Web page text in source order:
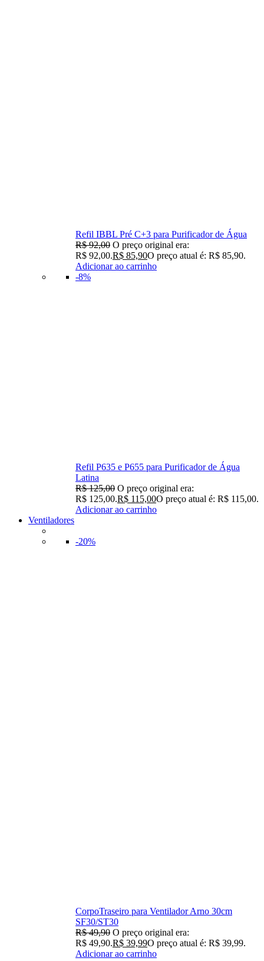
Refil IBBL Pré C+3 para Purificador de Água
R$92,00 O preço original era:
R$ 92,00.R$ 85,90O preço atual é: R$ 85,90.
Adicionar ao carrinho
-8%
Refil P635 e P655 para Purificador de Água
Latina
R$125,00 O preço original era:
R$ 125,00.R$ 115,00O preço atual é: R$ 115,00.
Adicionar ao carrinho
Ventiladores
-20%
CorpoTraseiro para Ventilador Arno 30cm
SF30/ST30
R$49,90 O preço original era:
R$ 49,90.R$ 39,99O preço atual é: R$ 39,99.
Adicionar ao carrinho